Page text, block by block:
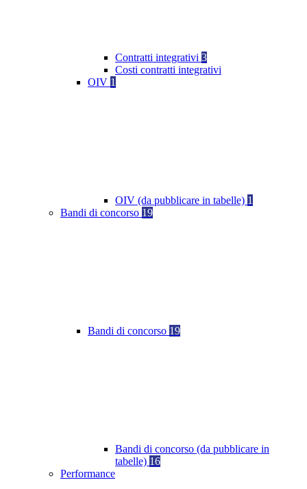
Contratti integrativi 3
Costi contratti integrativi
OIV 1
OIV (da pubblicare in tabelle) 1
Bandi di concorso 19
Bandi di concorso 19
Bandi di concorso (da pubblicare in
tabelle) 16
Performance